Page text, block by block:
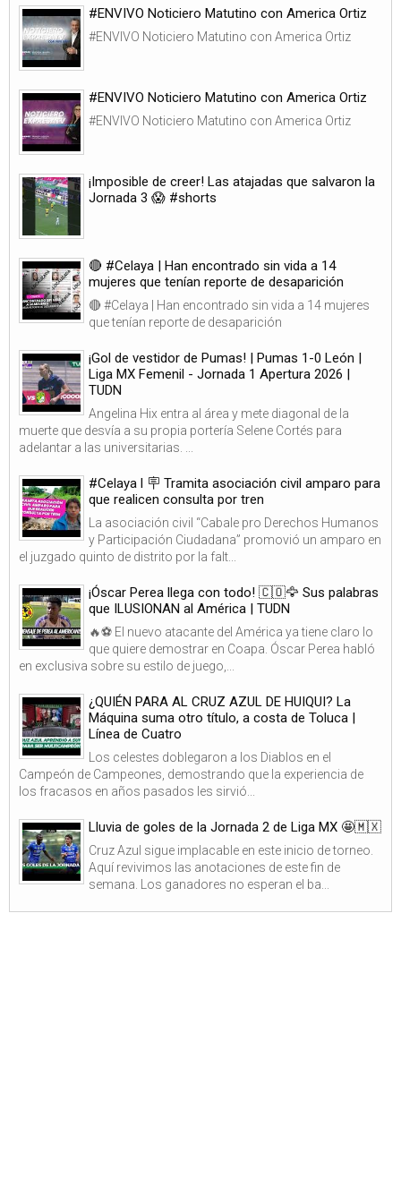
#ENVIVO Noticiero Matutino con America Ortiz
#ENVIVO Noticiero Matutino con America Ortiz
#ENVIVO Noticiero Matutino con America Ortiz
#ENVIVO Noticiero Matutino con America Ortiz
¡Imposible de creer! Las atajadas que salvaron la
Jornada 3 😱 #shorts
🔴 #Celaya | Han encontrado sin vida a 14
mujeres que tenían reporte de desaparición
🔴 #Celaya | Han encontrado sin vida a 14 mujeres
que tenían reporte de desaparición
¡Gol de vestidor de Pumas! | Pumas 1-0 León |
Liga MX Femenil - Jornada 1 Apertura 2026 |
TUDN
Angelina Hix entra al área y mete diagonal de la
muerte que desvía a su propia portería Selene Cortés para
adelantar a las universitarias. ...
#Celaya l 🪧 Tramita asociación civil amparo para
que realicen consulta por tren
La asociación civil “Cabale pro Derechos Humanos
y Participación Ciudadana” promovió un amparo en
el juzgado quinto de distrito por la falt...
¡Óscar Perea llega con todo! 🇨🇴🦅 Sus palabras
que ILUSIONAN al América | TUDN
🔥⚽ El nuevo atacante del América ya tiene claro lo
que quiere demostrar en Coapa. Óscar Perea habló
en exclusiva sobre su estilo de juego,...
¿QUIÉN PARA AL CRUZ AZUL DE HUIQUI? La
Máquina suma otro título, a costa de Toluca |
Línea de Cuatro
Los celestes doblegaron a los Diablos en el
Campeón de Campeones, demostrando que la experiencia de
los fracasos en años pasados les sirvió...
Lluvia de goles de la Jornada 2 de Liga MX 🤩🇲🇽
Cruz Azul sigue implacable en este inicio de torneo.
Aquí revivimos las anotaciones de este fin de
semana. Los ganadores no esperan el ba...